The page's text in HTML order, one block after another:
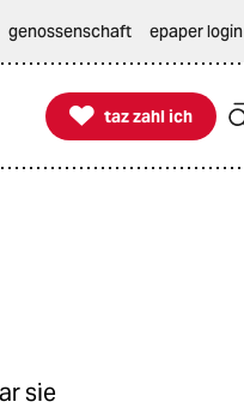
genossenschaft epaper login

taz zahl ich
taz zahl ich
sie